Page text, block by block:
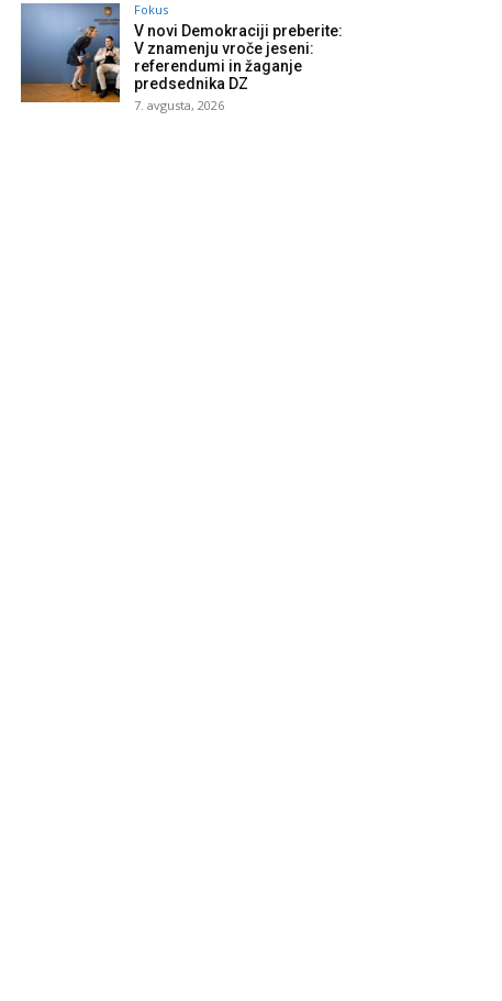
Fokus
V novi Demokraciji preberite:
V znamenju vroče jeseni:
referendumi in žaganje
predsednika DZ
7. avgusta, 2026